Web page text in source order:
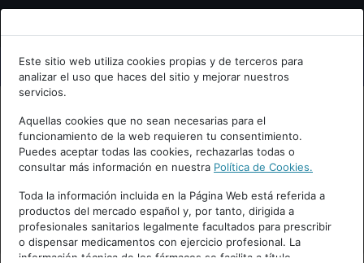
Bienvenid@ a psiquiatria.com
Escribe tu Email
Accede o regístrate con tu email.
Cancelar
Este sitio web utiliza cookies propias y de terceros para
analizar el uso que haces del sitio y mejorar nuestros
servicios.
Aquellas cookies que no sean necesarias para el
funcionamiento de la web requieren tu consentimiento.
Puedes aceptar todas las cookies, rechazarlas todas o
consultar más información en nuestra Política de Cookies.
Toda la información incluida en la Página Web está referida a
productos del mercado español y, por tanto, dirigida a
profesionales sanitarios legalmente facultados para prescribir
o dispensar medicamentos con ejercicio profesional. La
información técnica de los fármacos se facilita a título